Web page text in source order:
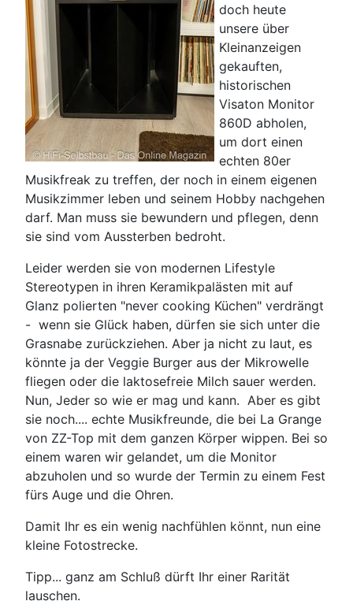
doch heute
unsere über
Kleinanzeigen
gekauften,
historischen
Visaton Monitor
860D abholen,
um dort einen
echten 80er
Musikfreak zu treffen, der noch in einem eigenen
Musikzimmer leben und seinem Hobby nachgehen
darf. Man muss sie bewundern und pflegen, denn
sie sind vom Aussterben bedroht.
Leider werden sie von modernen Lifestyle
Stereotypen in ihren Keramikpalästen mit auf
Glanz polierten "never cooking Küchen" verdrängt
- wenn sie Glück haben, dürfen sie sich unter die
Grasnabe zurückziehen. Aber ja nicht zu laut, es
könnte ja der Veggie Burger aus der Mikrowelle
fliegen oder die laktosefreie Milch sauer werden.
Nun, Jeder so wie er mag und kann. Aber es gibt
sie noch.... echte Musikfreunde, die bei La Grange
von ZZ-Top mit dem ganzen Körper wippen. Bei so
einem waren wir gelandet, um die Monitor
abzuholen und so wurde der Termin zu einem Fest
fürs Auge und die Ohren.
Damit Ihr es ein wenig nachfühlen könnt, nun eine
kleine Fotostrecke.
Tipp... ganz am Schluß dürft Ihr einer Rarität
lauschen.